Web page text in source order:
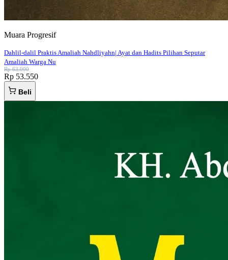
Muara Progresif
Dahlil-dalil Praktis Amaliah Nahdliyahn| Ayat dan Hadits Pilihan Seputar
Amaliah Warga Nu
Rp 63.000
Rp 53.550
Beli